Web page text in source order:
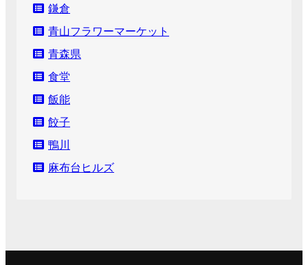
鎌倉
青山フラワーマーケット
青森県
食堂
飯能
餃子
鴨川
麻布台ヒルズ